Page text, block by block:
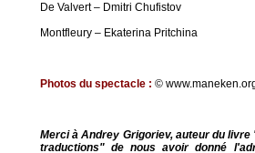
De Valvert – Dmitri Chufistov
Montfleury – Ekaterina Pritchina
Photos du spectacle : ©
Merci à Andrey Grigoriev, auteur du
traductions" de nous avoir donné